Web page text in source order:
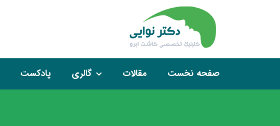
صفحه نخست مقالات گالری پادکست